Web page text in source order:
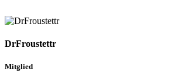
DrFroustettr
Mitglied